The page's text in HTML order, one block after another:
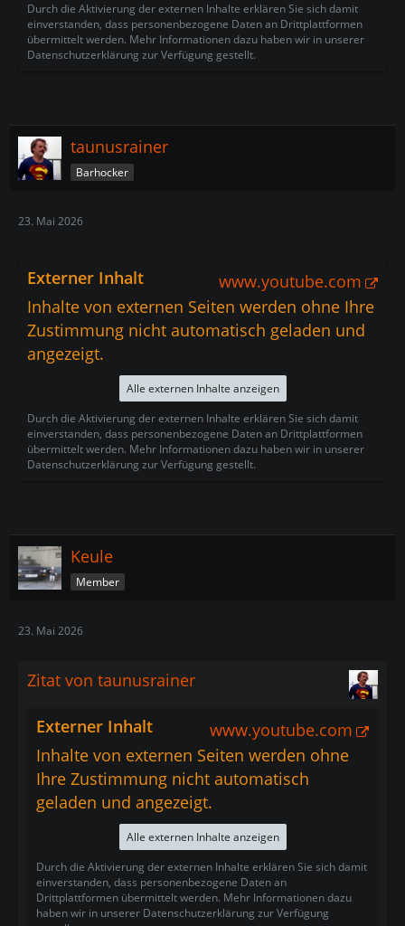
Durch die Aktivierung der externen Inhalte erklären Sie sich damit
einverstanden, dass personenbezogene Daten an Drittplattformen
übermittelt werden. Mehr Informationen dazu haben wir in unserer
Datenschutzerklärung zur Verfügung gestellt.
taunusrainer
Barhocker
23. Mai 2026
Externer Inhalt
www.youtube.com
Inhalte von externen Seiten werden ohne Ihre
Zustimmung nicht automatisch geladen und
angezeigt.
Alle externen Inhalte anzeigen
Durch die Aktivierung der externen Inhalte erklären Sie sich damit
einverstanden, dass personenbezogene Daten an Drittplattformen
übermittelt werden. Mehr Informationen dazu haben wir in unserer
Datenschutzerklärung zur Verfügung gestellt.
Keule
Member
23. Mai 2026
Zitat von taunusrainer
Externer Inhalt
www.youtube.com
Inhalte von externen Seiten werden ohne
Ihre Zustimmung nicht automatisch
geladen und angezeigt.
Alle externen Inhalte anzeigen
Durch die Aktivierung der externen Inhalte erklären Sie sich damit
einverstanden, dass personenbezogene Daten an
Drittplattformen übermittelt werden. Mehr Informationen dazu
haben wir in unserer Datenschutzerklärung zur Verfügung